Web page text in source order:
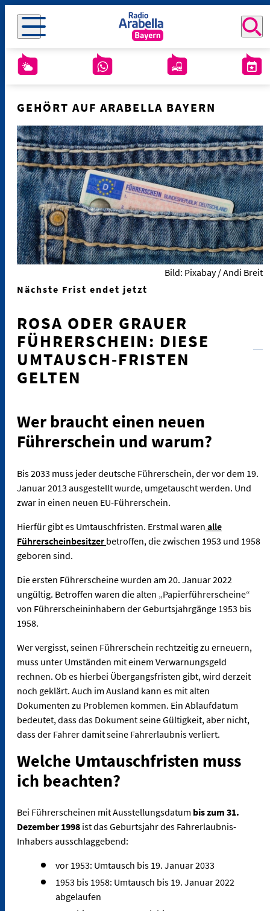
GEHÖRT AUF ARABELLA BAYERN
Bild: Pixabay / Andi Breit
Nächste Frist endet jetzt
ROSA ODER GRAUER
FÜHRERSCHEIN: DIESE
UMTAUSCH-FRISTEN
GELTEN
Wer braucht einen neuen
Führerschein und warum?
Bis 2033 muss jeder deutsche Führerschein, der vor dem 19.
Januar 2013 ausgestellt wurde, umgetauscht werden. Und
zwar in einen neuen EU-Führerschein.
Hierfür gibt es Umtauschfristen. Erstmal waren alle
Führerscheinbesitzer betroffen, die zwischen 1953 und 1958
geboren sind.
Die ersten Führerscheine wurden am 20. Januar 2022
ungültig. Betroffen waren die alten „Papierführerscheine“
von Führerscheininhabern der Geburtsjahrgänge 1953 bis
1958.
Wer vergisst, seinen Führerschein rechtzeitig zu erneuern,
muss unter Umständen mit einem Verwarnungsgeld
rechnen. Ob es hierbei Übergangsfristen gibt, wird derzeit
noch geklärt. Auch im Ausland kann es mit alten
Dokumenten zu Problemen kommen. Ein Ablaufdatum
bedeutet, dass das Dokument seine Gültigkeit, aber nicht,
dass der Fahrer damit seine Fahrerlaubnis verliert.
Welche Umtauschfristen muss
ich beachten?
Bei Führerscheinen mit Ausstellungsdatum bis zum 31.
Dezember 1998 ist das Geburtsjahr des Fahrerlaubnis-
Inhabers ausschlaggebend:
vor 1953: Umtausch bis 19. Januar 2033
1953 bis 1958: Umtausch bis 19. Januar 2022
abgelaufen